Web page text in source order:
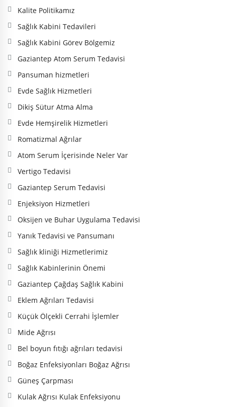
Kalite Politikamız
Sağlık Kabini Tedavileri
Sağlık Kabini Görev Bölgemiz
Gaziantep Atom Serum Tedavisi
Pansuman hizmetleri
Evde Sağlık Hizmetleri
Dikiş Sütur Atma Alma
Evde Hemşirelik Hizmetleri
Romatizmal Ağrılar
Atom Serum İçerisinde Neler Var
Vertigo Tedavisi
Gaziantep Serum Tedavisi
Enjeksiyon Hizmetleri
Oksijen ve Buhar Uygulama Tedavisi
Yanık Tedavisi ve Pansumanı
Sağlık kliniği Hizmetlerimiz
Sağlık Kabinlerinin Önemi
Gaziantep Çağdaş Sağlık Kabini
Eklem Ağrıları Tedavisi
Küçük Ölçekli Cerrahi İşlemler
Mide Ağrısı
Bel boyun fıtığı ağrıları tedavisi
Boğaz Enfeksiyonları Boğaz Ağrısı
Güneş Çarpması
Kulak Ağrısı Kulak Enfeksiyonu